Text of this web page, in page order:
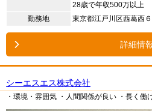
28歳で年収500万以上
勤務地
東京都江戸川区西葛西
詳細情
シーエスエス株式会社
・環境・雰囲気 ・人間関係が良い ・長く働